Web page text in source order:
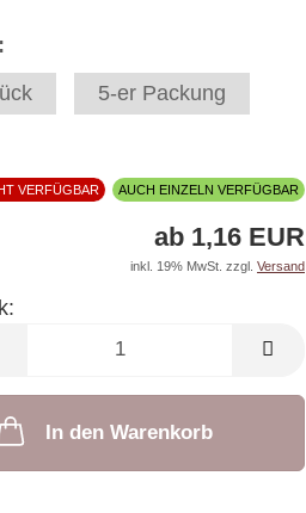
5-er Packung
VERFÜGBAR AUCH EINZELN VERFÜGBAR
ab 1,16 EUR
inkl. 19% MwSt. zzgl. Versand
In den Warenkorb